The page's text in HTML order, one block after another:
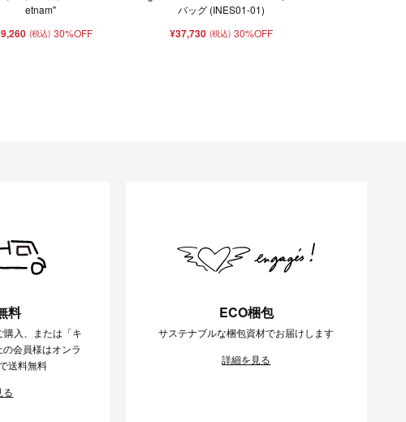
etnam"
(税込) 30%OFF
バッグ (INES01-01)
¥37,730 (税込) 30%OFF
料
入、または「キ
会員様はオンラ
送料無料
る
ECO梱包
サステナブルな梱包資材でお届けします
詳細を見る